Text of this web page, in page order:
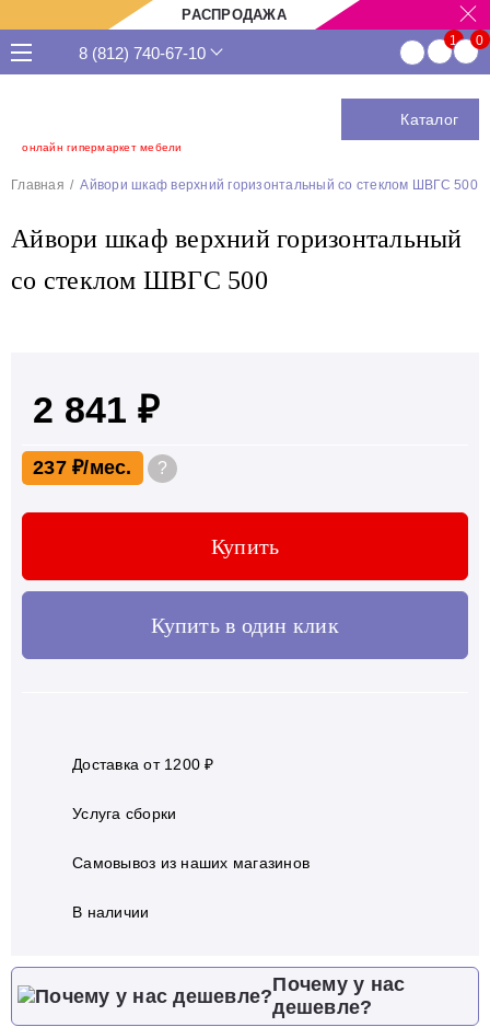
РАСПРОДАЖА
онлайн гипермаркет мебели
8 (812) 740-67-10
Каталог
Главная Айвори шкаф верхний горизонтальный со стеклом ШВГС 500
Айвори шкаф верхний горизонтальный
со стеклом ШВГС 500
2 841 ₽
237 ₽ ?
Купить
Купить в один клик
Доставка от 1200 ₽
Услуга сборки
Самовывоз из наших магазинов
В наличии
Почему у нас
дешевле?